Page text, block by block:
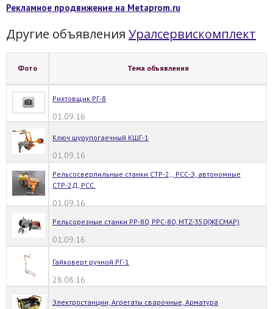
Рекламное продвижение на Metaprom.ru
Другие объявления Уралсервискомплект
Фото Тема объявления
Рихтовщик РГ-8
01.09.16
Ключ шурупогаечный КШГ-1
01.09.16
Рельсосверлильные станки СТР-2, , РСС-Э, автономные
СТР-2Д, РСС.
01.09.16
Рельсорезные станки РР-80, РРС-80, MTZ-350(ЖЕСМАР)
01.09.16
Гайковерт ручной РГ-1
28.08.16
Электростанции, Агрегаты сварочные, Арматура